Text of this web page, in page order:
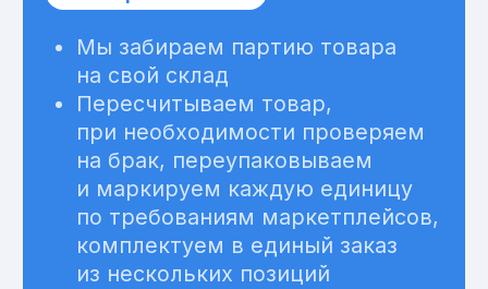
Товар не попадает на склад
маркетплейса — он хранится
у вас до момента продажи.
Маркетплейс не участвует
в доставке, но берёт с продавца
комиссию за размещение
товара, приём и перевод
средств.
После оформления заказа
мы забираем у вас товар
и доставляем его покупателю
или в пункт выдачи.
Как работает: